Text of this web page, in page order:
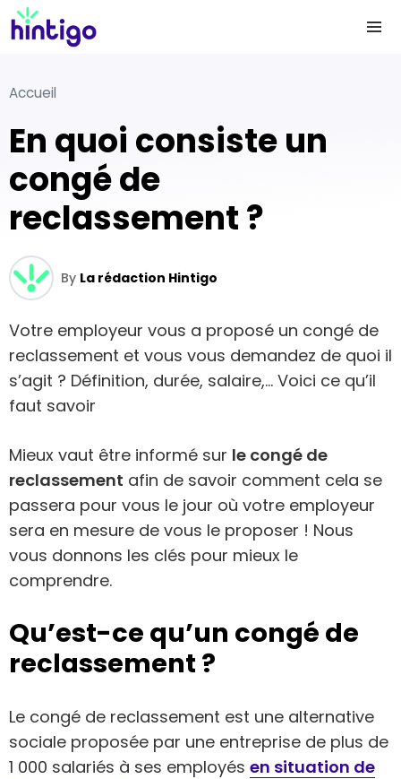
Accueil
En quoi consiste un
congé de
reclassement ?
By La rédaction Hintigo
Votre employeur vous a proposé un congé de
reclassement et vous vous demandez de quoi il
s’agit ? Définition, durée, salaire,… Voici ce qu’il
faut savoir
Mieux vaut être informé sur le congé de
reclassement afin de savoir comment cela se
passera pour vous le jour où votre employeur
sera en mesure de vous le proposer ! Nous
vous donnons les clés pour mieux le
comprendre.
Qu’est-ce qu’un congé de
reclassement ?
Le congé de reclassement est une alternative
sociale proposée par une entreprise de plus de
1 000 salariés à ses employés en situation de